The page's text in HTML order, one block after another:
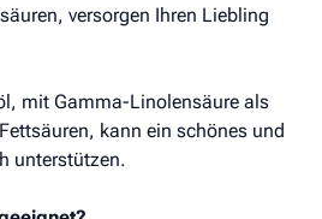
versorgen Ihren Liebling
mit Gamma-Linolensäure als
kann ein schönes und
unterstützen.